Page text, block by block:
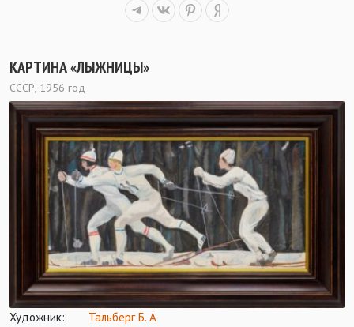
КАРТИНА «ЛЫЖНИЦЫ»
СССР, 1956 год
Художник:
Тальберг Б. А